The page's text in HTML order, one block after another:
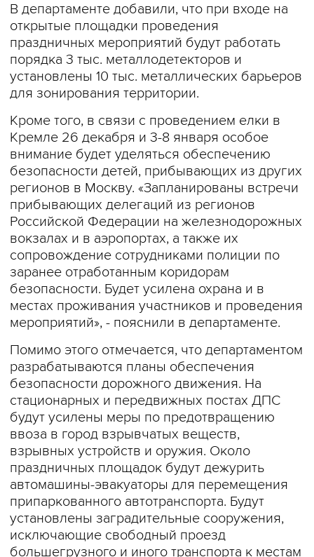
В департаменте добавили, что при входе на
открытые площадки проведения
праздничных мероприятий будут работать
порядка 3 тыс. металлодетекторов и
установлены 10 тыс. металлических барьеров
для зонирования территории.
Кроме того, в связи с проведением елки в
Кремле 26 декабря и 3-8 января особое
внимание будет уделяться обеспечению
безопасности детей, прибывающих из других
регионов в Москву. «Запланированы встречи
прибывающих делегаций из регионов
Российской Федерации на железнодорожных
вокзалах и в аэропортах, а также их
сопровождение сотрудниками полиции по
заранее отработанным коридорам
безопасности. Будет усилена охрана и в
местах проживания участников и проведения
мероприятий», - пояснили в департаменте.
Помимо этого отмечается, что департаментом
разрабатываются планы обеспечения
безопасности дорожного движения. На
стационарных и передвижных постах ДПС
будут усилены меры по предотвращению
ввоза в город взрывчатых веществ,
взрывных устройств и оружия. Около
праздничных площадок будут дежурить
автомашины-эвакуаторы для перемещения
припаркованного автотранспорта. Будут
установлены заградительные сооружения,
исключающие свободный проезд
большегрузного и иного транспорта к местам